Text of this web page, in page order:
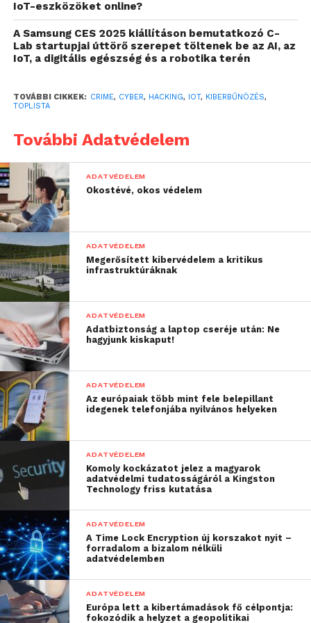
Mit tegyünk?A látszat bizony csalhat, ezért nem
levelekben. Már az is növeli a biztonságot, ha
URL-jét beírjuk a böngésző címsávjába. Az
különböző vállalatokat és azok alkalmazottait, ezért
érdemes biztonságtudatosságra oktatni a
munkatársakat, felhívni a figyelmüket az adathalász-
támadásra utaló jelekre és a levélben kapott linkek
Weboldal-hamisítás (website
spoofing)
A csalók által létrehozott hamis honlapok ismert
márkák, nagyvállalatok (például bankok) valódi
weboldalait utánozzák – stílusuk, kezelőfelületük,
sőt még tartománynevük is megtévesztésig hasonlít
az eredetire. Pontosan azért, hogy a felhasználók
beírják azonosítóikat, vagy az áloldal felkeresésekor
tudtukon kívül kártevő szoftvert töltsenek le
gépükre.
Mit tegyünk?
hagyni és törölni a nem kívánt leveleket. A valódi
vállalatok és szolgáltatók más módon is kereshetik
ügyfeleiket. Sok időt és frusztrációt takaríthatunk
meg csupán azzal, ha józan ésszel felmérjük az
üzenet „sürgősségét”, vagy kattintás helyett
telefonon, közvetlenül az adott cégnél érdeklődünk.
IoT-eszközöket online?
A Samsung CES 2025 kiállításon bemutatkozó C-
Lab startupjai úttörő szerepet töltenek be az AI, az
IoT, a digitális egészség és a robotika terén
TOVÁBBI CIKKEK: CRIME, CYBER, HACKING, IOT, KIBERBŰNÖZÉS,
TOPLISTA
További Adatvédelem
ADATVÉDELEM
Okostévé, okos védelem
ADATVÉDELEM
Megerősített kibervédelem a kritikus
infrastruktúráknak
ADATVÉDELEM
Adatbiztonság a laptop cseréje után: Ne
hagyjunk kiskaput!
ADATVÉDELEM
Az európaiak több mint fele belepillant
idegenek telefonjába nyilvános helyeken
ADATVÉDELEM
Komoly kockázatot jelez a magyarok
adatvédelmi tudatosságáról a Kingston
Technology friss kutatása
ADATVÉDELEM
A Time Lock Encryption új korszakot nyit –
forradalom a bizalom nélküli
adatvédelemben
ADATVÉDELEM
Európa lett a kibertámadások fő célpontja:
fokozódik a helyzet a geopolitikai